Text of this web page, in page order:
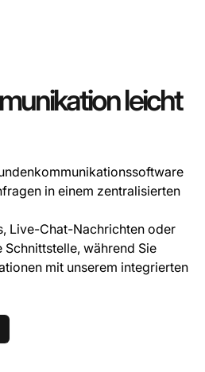
leicht
in einem zentralisierten
Live-Chat-Nachrichten oder
während Sie
mit unserem integrierten